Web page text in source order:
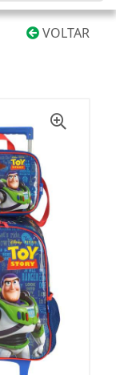
VOLTAR